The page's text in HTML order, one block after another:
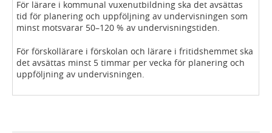
För lärare i kommunal vuxenutbildning ska det avsättas
tid för planering och uppföljning av undervisningen som
minst motsvarar 50–120 % av undervisningstiden.
För förskollärare i förskolan och lärare i fritidshemmet ska
det avsättas minst 5 timmar per vecka för planering och
uppföljning av undervisningen.